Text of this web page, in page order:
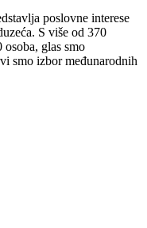
poslovne interese
S više od 370
glas smo
smo izbor međunarodnih